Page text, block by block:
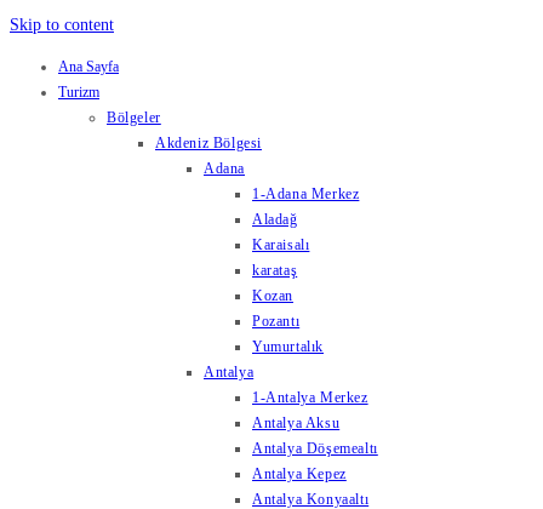
Skip to content
Ana Sayfa
Turizm
Bölgeler
Akdeniz Bölgesi
Adana
1-Adana Merkez
Aladağ
Karaisalı
karataş
Kozan
Pozantı
Yumurtalık
Antalya
1-Antalya Merkez
Antalya Aksu
Antalya Döşemealtı
Antalya Kepez
Antalya Konyaaltı